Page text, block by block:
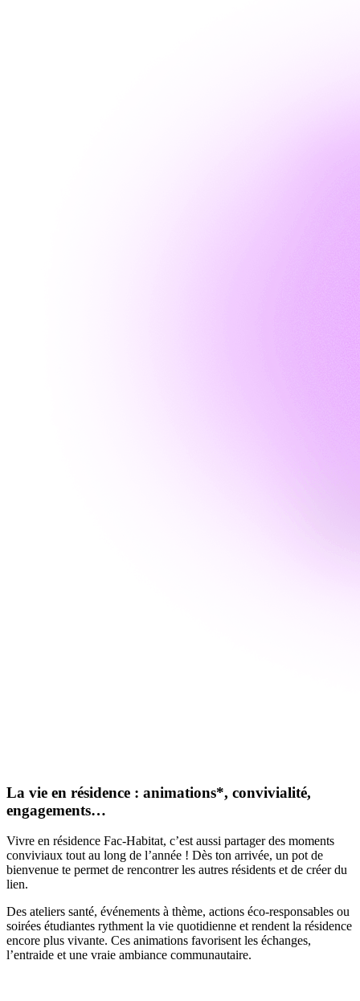
La vie en résidence : animations*, convivialité,
engagements…
Vivre en résidence Fac-Habitat, c’est aussi partager des moments
conviviaux tout au long de l’année ! Dès ton arrivée, un pot de
bienvenue te permet de rencontrer les autres résidents et de créer du
lien.
Des ateliers santé, événements à thème, actions éco-responsables ou
soirées étudiantes rythment la vie quotidienne et rendent la résidence
encore plus vivante. Ces animations favorisent les échanges,
l’entraide et une vraie ambiance communautaire.